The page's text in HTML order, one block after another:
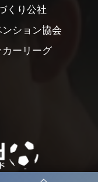
くり公社
ション協会
ーリーグ